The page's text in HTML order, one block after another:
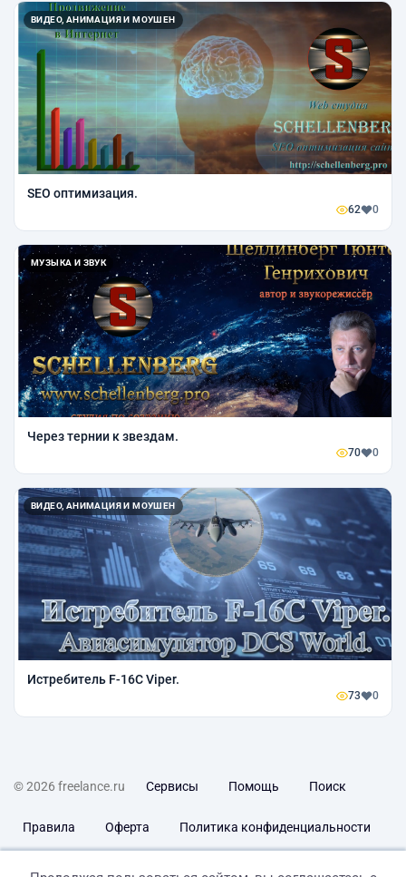
ВИДЕО, АНИМАЦИЯ И МОУШЕН
SEO оптимизация.
62 0
МУЗЫКА И ЗВУК
Через тернии к звездам.
70 0
ВИДЕО, АНИМАЦИЯ И МОУШЕН
Истребитель F-16C Viper.
73 0
© 2026 freelance.ru Сервисы Помощь Поиск
Правила Оферта Политика конфиденциальности